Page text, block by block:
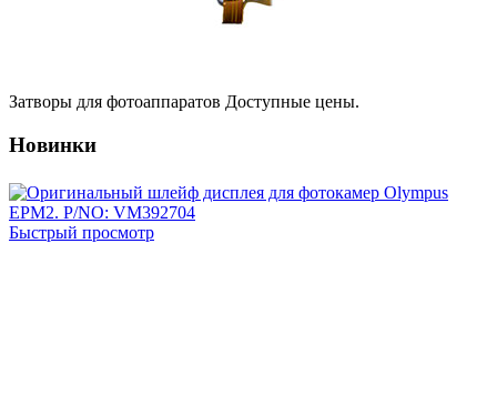
Затворы для фотоаппаратов Доступные цены.
Новинки
Быстрый просмотр